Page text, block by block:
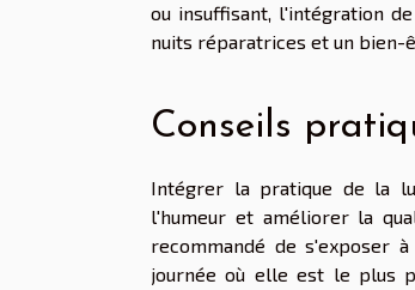
ou insuffisant, l'intégration
nuits réparatrices et un bien-
Conseils
Intégrer la pratique de la
l'humeur et améliorer la
recommandé de s'exposer
journée où elle est le plus